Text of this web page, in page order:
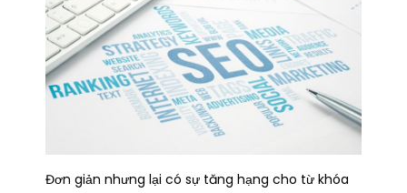
Đơn giản nhưng lại có sự tăng hạng cho từ khóa